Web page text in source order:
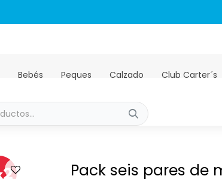
Bebés Peques Calzado Club Carter´s
Pack seis pares de